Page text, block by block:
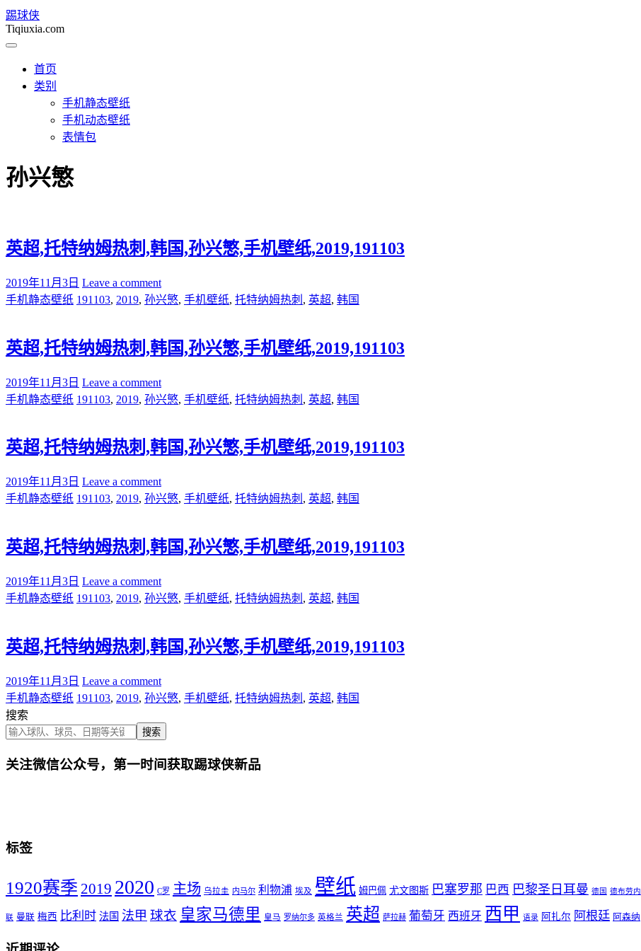
踢球侠
Tiqiuxia.com
首页
类别
手机静态壁纸
手机动态壁纸
表情包
孙兴慜
英超,托特纳姆热刺,韩国,孙兴慜,手机壁纸,2019,191103
2019年11月3日 Leave a comment
手机静态壁纸 191103, 2019, 孙兴慜, 手机壁纸, 托特纳姆热刺 , 英超, 韩国
英超,托特纳姆热刺,韩国,孙兴慜,手机壁纸,2019,191103
2019年11月3日 Leave a comment
手机静态壁纸 191103, 2019, 孙兴慜, 手机壁纸, 托特纳姆热刺 , 英超, 韩国
英超,托特纳姆热刺,韩国,孙兴慜,手机壁纸,2019,191103
2019年11月3日 Leave a comment
手机静态壁纸 191103, 2019, 孙兴慜, 手机壁纸, 托特纳姆热刺 , 英超, 韩国
英超,托特纳姆热刺,韩国,孙兴慜,手机壁纸,2019,191103
2019年11月3日 Leave a comment
手机静态壁纸 191103, 2019, 孙兴慜, 手机壁纸, 托特纳姆热刺 , 英超, 韩国
英超,托特纳姆热刺,韩国,孙兴慜,手机壁纸,2019,191103
2019年11月3日 Leave a comment
手机静态壁纸 191103, 2019, 孙兴慜, 手机壁纸, 托特纳姆热刺 , 英超, 韩国
搜索
搜索
关注微信公众号，第一时间获取踢球侠新品
标签
1920赛季 2019 2020 C罗 主场 乌拉圭 内马尔 利物浦 埃及 壁纸 姆巴佩 尤文图斯 巴塞罗那 巴西 巴黎圣日耳曼 德国 德布劳内
联 曼联 梅西 比利时 法国 法甲 球衣 皇家马德里 皇马 罗纳尔多 英格兰 英超 萨拉赫 葡萄牙 西班牙 西甲 语录 阿扎尔 阿根廷 阿森纳